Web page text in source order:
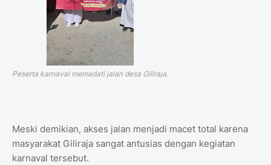
Peserta karnaval memadati jalan desa Giliraja.
Meski demikian, akses jalan menjadi macet total karena
masyarakat Giliraja sangat antusias dengan kegiatan
karnaval tersebut.